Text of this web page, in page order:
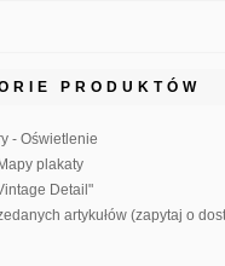
PRODUKTÓW
- Oświetlenie
plakaty
Detail"
artykułów (zapytaj o